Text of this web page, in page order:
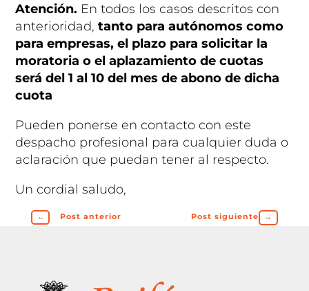
Atención. En todos los casos descritos con
anterioridad,tanto para autónomos como
para empresas, el plazo para solicitar la
moratoria o el aplazamiento de cuotas
será del 1 al 10 del mes de abono de dicha
cuota
Pueden ponerse en contacto con este
despacho profesional para cualquier duda o
aclaración que puedan tener al respecto.
Un cordial saludo,
← Post anterior Post siguiente →